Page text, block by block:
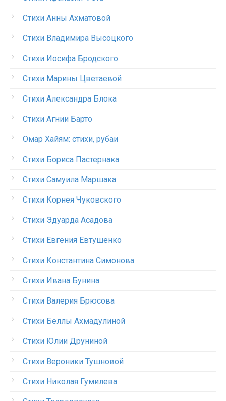
Стихи Анны Ахматовой
Стихи Владимира Высоцкого
Стихи Иосифа Бродского
Стихи Марины Цветаевой
Стихи Александра Блока
Стихи Агнии Барто
Омар Хайям: стихи, рубаи
Стихи Бориса Пастернака
Стихи Самуила Маршака
Стихи Корнея Чуковского
Стихи Эдуарда Асадова
Стихи Евгения Евтушенко
Стихи Константина Симонова
Стихи Ивана Бунина
Стихи Валерия Брюсова
Стихи Беллы Ахмадулиной
Стихи Юлии Друниной
Стихи Вероники Тушновой
Стихи Николая Гумилева